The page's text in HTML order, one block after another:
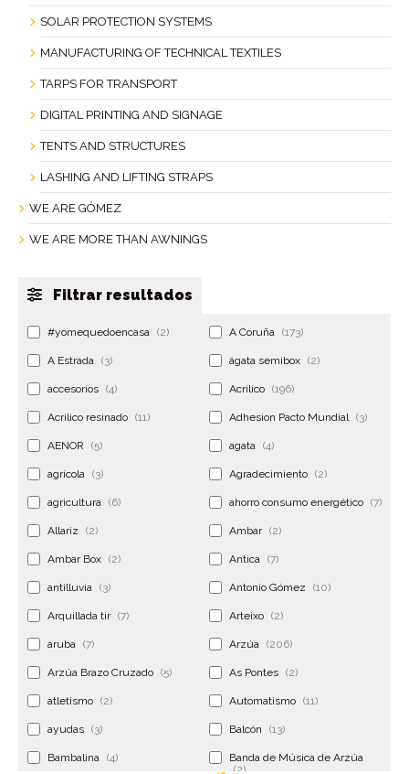
SOLAR PROTECTION SYSTEMS
MANUFACTURING OF TECHNICAL TEXTILES
TARPS FOR TRANSPORT
DIGITAL PRINTING AND SIGNAGE
TENTS AND STRUCTURES
LASHING AND LIFTING STRAPS
WE ARE GÓMEZ
WE ARE MORE THAN AWNINGS
Filtrar resultados
#yomequedoencasa (2) A Coruña (173)
A Estrada (3) ágata semibox (2)
accesorios (4) Acrilico (196)
Acrilico resinado (11) Adhesion Pacto Mundial (3)
AENOR (5) agata (4)
agrícola (3) Agradecimiento (2)
agricultura (6) ahorro consumo energético (7)
Allariz (2) Ambar (2)
Ambar Box (2) Antica (7)
antilluvia (3) Antonio Gómez (10)
Arquillada tir (7) Arteixo (2)
aruba (7) Arzúa (206)
Arzúa Brazo Cruzado (5) As Pontes (2)
atletismo (2) Automatismo (11)
ayudas (3) Balcón (13)
Bambalina (4)
Banda de Música de Arzúa
(2)